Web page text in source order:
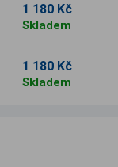
1 180 Kč
Skladem
1 180 Kč
Skladem